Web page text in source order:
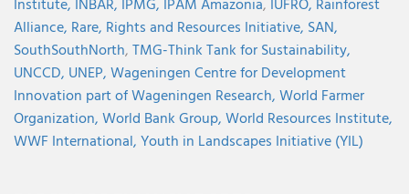
Institute, INBAR, IPMG, IPAM Amazonia, IUFRO, Rainforest
Alliance, Rare, Rights and Resources Initiative, SAN,
SouthSouthNorth,TMG-Think Tank for Sustainability,
UNCCD, UNEP,Wageningen Centre for Development
Innovation part of Wageningen Research,World Farmer
Organization,World Bank Group,World Resources Institute,
WWF International,Youth in Landscapes Initiative (YIL)